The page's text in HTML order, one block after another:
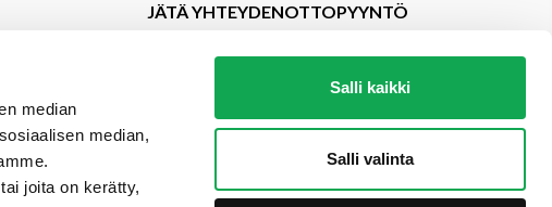
median
median,
joita on kerätty,
Salli kaikki
Salli valinta
JÄTÄ YHTEYDENOTTOPYYNTÖ